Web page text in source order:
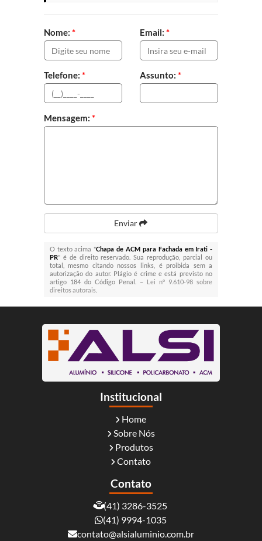
Nome: * Email: *
Telefone: * Assunto: *
Mensagem: *
Enviar
O texto acima "Chapa de ACM para Fachada em Irati -
PR" é de direito reservado. Sua reprodução, parcial ou
total, mesmo citando nossos links, é proibida sem a
autorização do autor. Plágio é crime e está previsto no
artigo 184 do Código Penal. – Lei n° 9.610-98 sobre
direitos autorais.
Institucional
Home
Sobre Nós
Produtos
Contato
Contato
(41) 3286-3525
(41) 9994-1035
contato@alsialuminio.com.br